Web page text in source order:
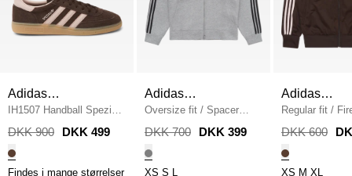
Adidas
Originals
IH1507 Handball Spezial
W
/ BRUN
DKK 900 DKK 499
Findes i mange størrelser
Adidas
Originals
Oversize fit / Spacer
Hoodie / GRÅ
DKK 700 DKK 399
XS S
Adidas
Originals
Regular fit /
Sweatshirt
DKK 600
XS M XL